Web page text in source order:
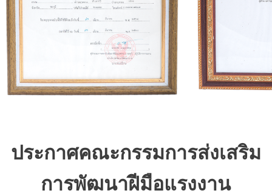
ประกาศคณะกรรมการส่งเสริม
การพัฒนาฝีมือแรงงาน